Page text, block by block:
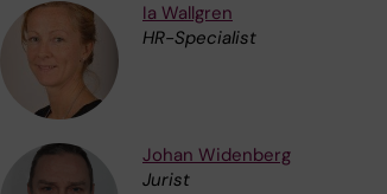
Ia Wallgren
HR-Specialist
Johan Widenberg
Jurist